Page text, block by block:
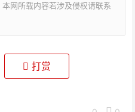
网所载内容若涉及侵权请联系
打赏